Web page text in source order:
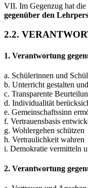
VII. Im Gegenzug hat die
gegenüber den
2.2.
1. Verantwortung
a. Schülerinnen und
b. Unterricht gestalten
c. Transparente
d. Individualität
e. Gemeinschaftssinn
f. Vertrauensbasis
g. Wohlergehen schützen
h. Vertraulichkeit wahren
i. Demokratie vermitteln
2. Verantwortung